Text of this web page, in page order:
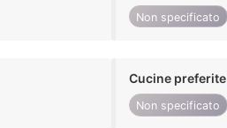
Non specificato
Cucine preferite
Non specificato